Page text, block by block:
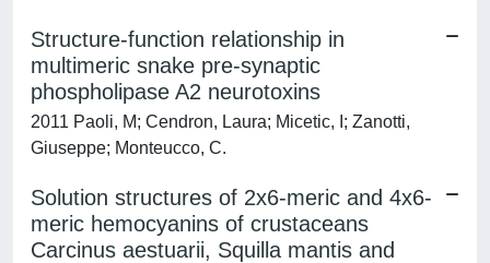
Structure-function relationship in
multimeric snake pre-synaptic
phospholipase A2 neurotoxins
2011 Paoli, M; Cendron, Laura; Micetic, I; Zanotti,
Giuseppe; Monteucco, C.
Solution structures of 2x6-meric and 4x6-
meric hemocyanins of crustaceans
Carcinus aestuarii, Squilla mantis and